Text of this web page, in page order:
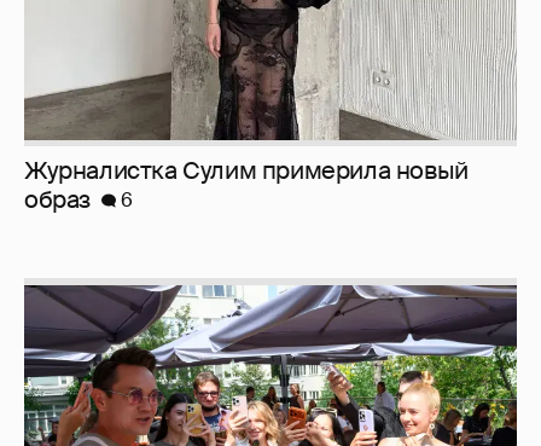
Анастасия Гребенкина, Женя Малахова,
Оксана Русланова и другие гости
фестиваля «Баланс вкуса и ритма»:
рассматриваем летние образы